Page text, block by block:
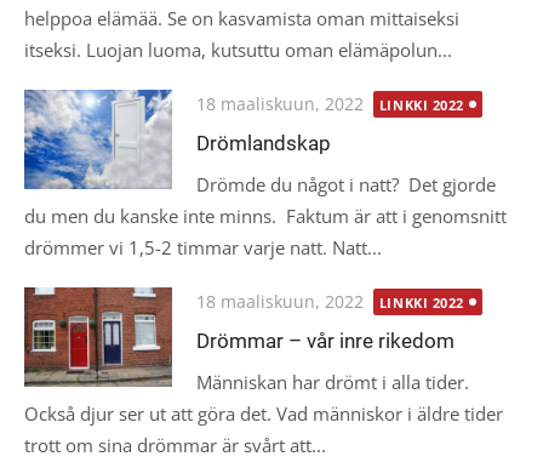
helppoa elämää. Se on kasvamista oman mittaiseksi
itseksi. Luojan luoma, kutsuttu oman elämäpolun...
Posted
on
18 maaliskuun, 2022 LINKKI 2022
Drömlandskap
Drömde du något i natt? Det gjorde
du men du kanske inte minns. Faktum är att i genomsnitt
drömmer vi 1,5-2 timmar varje natt. Natt...
Posted
on
18 maaliskuun, 2022 LINKKI 2022
Drömmar – vår inre rikedom
Människan har drömt i alla tider.
Också djur ser ut att göra det. Vad människor i äldre tider
trott om sina drömmar är svårt att...